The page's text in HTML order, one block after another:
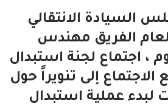
السيادة الانتقالي
الفريق مهندس
، اجتماع لجنة استبدال
الاجتماع إلى تنويراً حول
لبدء عملية استبدال